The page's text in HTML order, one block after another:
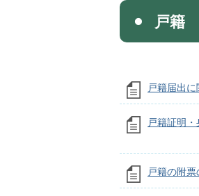
戸籍
戸籍届出
戸籍証明
戸籍の附